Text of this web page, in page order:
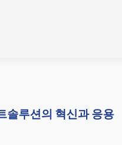
솔루션의 혁신과 응용